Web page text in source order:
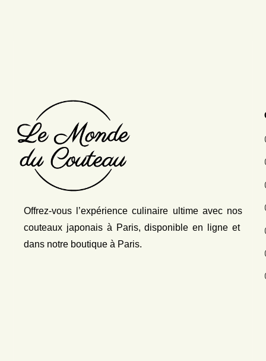
Offrez-vous l’expérience culinaire ultime avec nos
couteaux japonais à Paris, disponible en ligne et
dans notre boutique à Paris.